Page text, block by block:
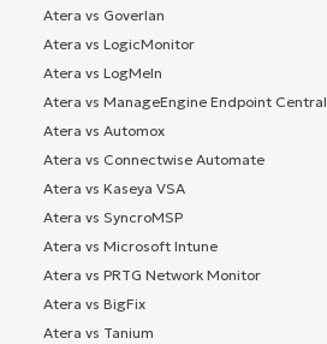
Atera vs Goverlan
Atera vs LogicMonitor
Atera vs LogMeIn
Atera vs ManageEngine Endpoint Central
Atera vs Automox
Atera vs Connectwise Automate
Atera vs Kaseya VSA
Atera vs SyncroMSP
Atera vs Microsoft Intune
Atera vs PRTG Network Monitor
Atera vs BigFix
Atera vs Tanium